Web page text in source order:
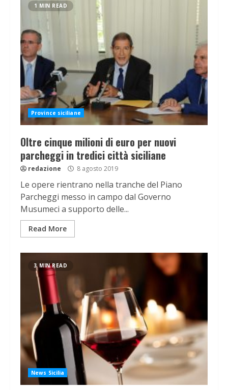
1 MIN READ
Province siciliane
Oltre cinque milioni di euro per nuovi
parcheggi in tredici città siciliane
redazione 8 agosto 2019
Le opere rientrano nella tranche del Piano
Parcheggi messo in campo dal Governo
Musumeci a supporto delle...
Read More
3 MIN READ
News Sicilia